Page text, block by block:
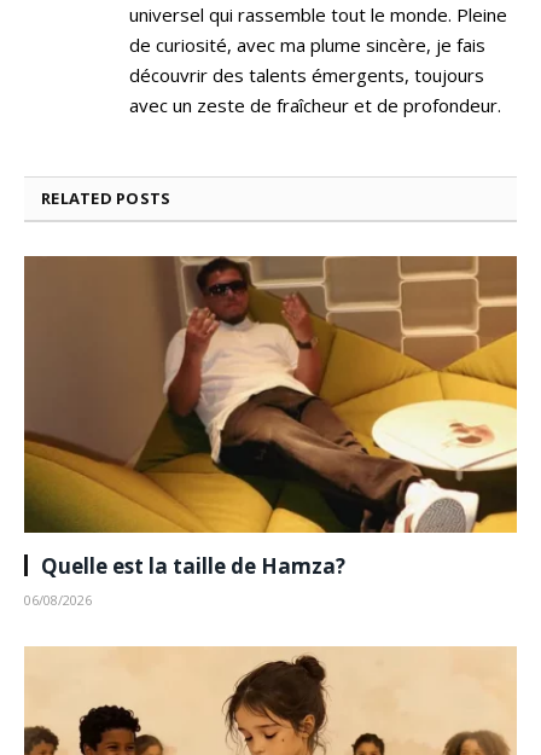
universel qui rassemble tout le monde. Pleine
de curiosité, avec ma plume sincère, je fais
découvrir des talents émergents, toujours
avec un zeste de fraîcheur et de profondeur.
RELATED POSTS
Quelle est la taille de Hamza?
06/08/2026